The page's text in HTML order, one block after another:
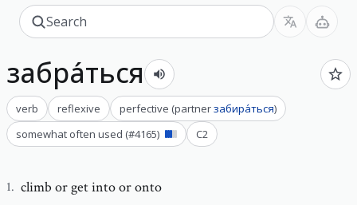
забра́ться
verb reflexive perfective (partnerзабира́ться)
somewhat often used (#4165) C2
1. climb or get into or onto